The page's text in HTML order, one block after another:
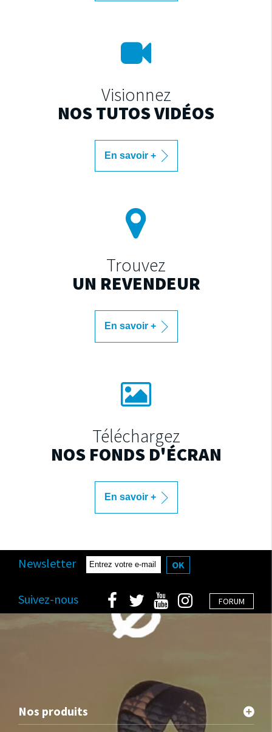
Visionnez
NOS TUTOS VIDÉOS
En savoir +
Trouvez
UN REVENDEUR
En savoir +
Téléchargez
NOS FONDS D'ÉCRAN
En savoir +
Newsletter OK
FORUM
Suivez-nous
Nos produits